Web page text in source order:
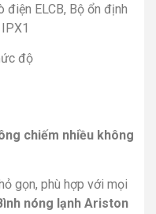
điện ELCB, Bộ ổn định
độ
chiếm nhiều không
gọn, phù hợp với mọi
nóng lạnh Ariston